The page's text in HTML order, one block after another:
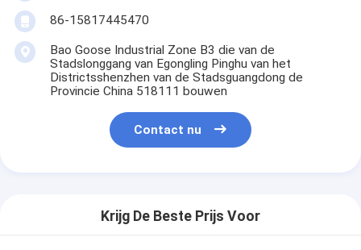
86-15817445470
Bao Goose Industrial Zone B3 die van de
Stadslonggang van Egongling Pinghu van het
Districtsshenzhen van de Stadsguangdong de
Provincie China 518111 bouwen
Contact nu
Krijg De Beste Prijs Voor